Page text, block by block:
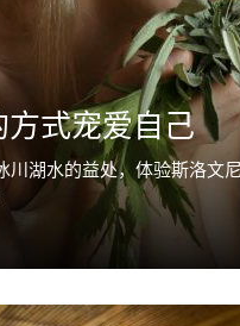
方式宠爱自己
湖水的益处，体验斯洛文